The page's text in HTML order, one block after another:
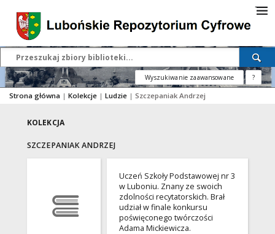
Wyszukiwanie zaawansowane ?
Strona główna | Kolekcje | Ludzie | Szczepaniak Andrzej
KOLEKCJA
SZCZEPANIAK ANDRZEJ
Uczeń Szkoły Podstawowej nr 3
w Luboniu. Znany ze swoich
zdolności recytatorskich. Brał
udział w finale konkursu
poświęconego twórczości
Adama Mickiewicza.